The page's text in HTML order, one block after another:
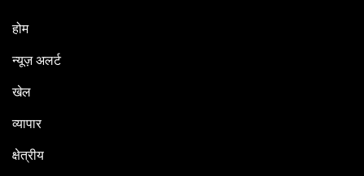
होम
न्यूज़ अलर्ट
खेल
व्यापार
क्षेत्रीय